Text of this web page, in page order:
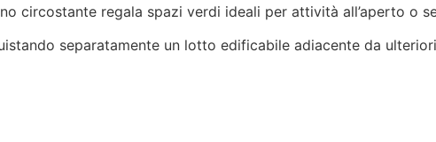
circostante regala spazi verdi ideali per attività all’aperto o
separatamente un lotto edificabile adiacente da